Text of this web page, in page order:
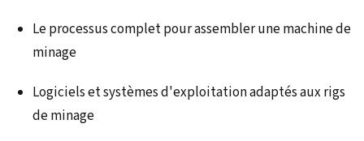
Le processus complet pour assembler une machine de
minage
Logiciels et systèmes d'exploitation adaptés aux rigs
de minage